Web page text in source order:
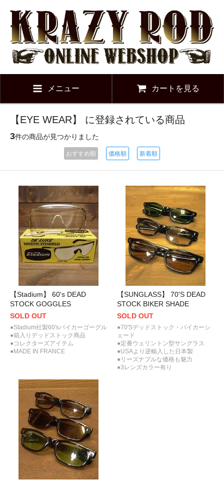
メニュー カートを見る
【EYE WEAR】 に登録されている商品
3件の商品が見つかりました
おすすめ順 価格順 新着順
【Stadium】 60's DEAD
STOCK GOGGLES
SOLD OUT
●Stadium社製60'sバイカーゴーグル
●箱入りデッドストック商品
●コレクターズアイテム
●MADE IN FRANCE
【SUNGLASS】 70'S DEAD
STOCK BIKER SHADE
SOLD OUT
●70'Sデッドストック・バイカーシ
ェード
●定番ウェリントン型サングラス
●USAより逆輸入した日本製
●リーズナブルな価格も魅力
●3レンズカラー有り